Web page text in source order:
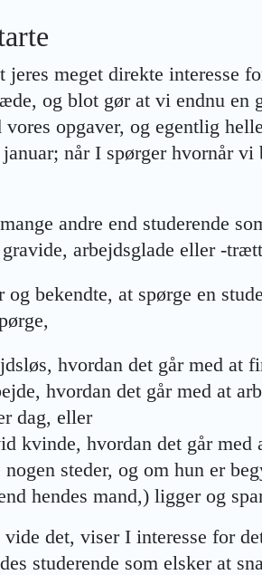
jeres meget direkte interesse
og blot gør at vi endnu
opgaver, og egentlig
januar; når I spørger hvornår
andre end studerende
gravide, arbejdsglade eller -
bekendte, at spørge en
hvordan det går med at
hvordan det går med at
dag, eller
kvinde, hvordan det går
nogen steder, og om hun er
hendes mand,) ligger og
det, viser I interesse for
studerende som elsker at